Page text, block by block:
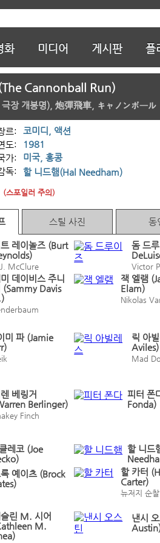
화 미디어 게시판 플
Cannonball Run)
장 개봉명), 炮彈飛車, キャノンボール
르:
코미디, 액션
도:
1981
가:
미국, 홍콩
독:
할 니드햄(Hal Needham)
(스포일러 주의)
스틸 사진 동
레이놀즈 (Burt
J. McClure
돔 드
Victor
데이비스 주니
(Sammy Davis
잭 엘램
Elam)
Nikolas
미 파 (Jamie
릭 아
Aviles)
Mad
베링거
Berlinger)
Finch
피터 폰
Fonda)
레코 (Joe
할 니드
예이츠 (Brock
할 카터
Carter)
뉴저지 순
린 M. 시어
M.
낸시